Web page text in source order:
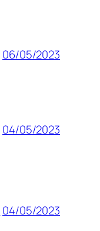
06/05/2023
04/05/2023
04/05/2023